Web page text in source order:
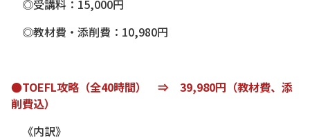
◎受講料：15,000円
◎教材費・添削費：10,980円
●TOEFL攻略（全40時間） ⇒ 39,980円（教材費、添
削費込）
《内訳》